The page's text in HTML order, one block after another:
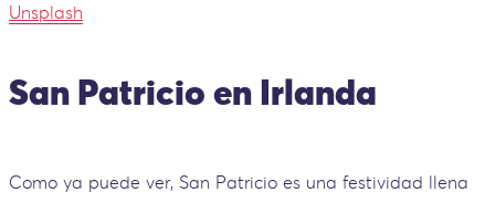
Unsplash
San Patricio en Irlanda
Como ya puede ver, San Patricio es una festividad llena